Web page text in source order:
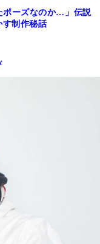
ポーズなのか…」伝説
制作秘話